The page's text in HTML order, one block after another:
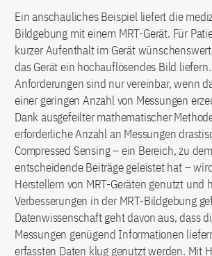
Ein anschauliches Beispiel liefert die
Bildgebung mit einem MRT-Gerät. Für
kurzer Aufenthalt im Gerät
das Gerät ein hochauflösendes Bild
Anforderungen sind nur vereinbar, wenn
einer geringen Anzahl von Messungen
Dank ausgefeilter mathematischer
erforderliche Anzahl an Messungen
Compressed Sensing – ein Bereich, zu
entscheidende Beiträge geleistet hat –
Herstellern von MRT-Geräten genutzt und
Verbesserungen in der MRT-Bildgebung
Datenwissenschaft geht davon aus, dass
Messungen genügend Informationen
erfassten Daten klug genutzt werden. Mit